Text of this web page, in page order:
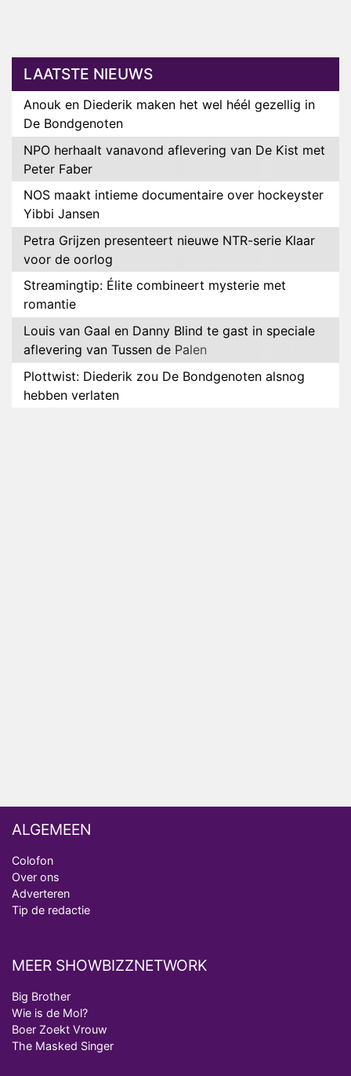
LAATSTE NIEUWS
Anouk en Diederik maken het wel héél gezellig in
De Bondgenoten
NPO herhaalt vanavond aflevering van De Kist met
Peter Faber
NOS maakt intieme documentaire over hockeyster
Yibbi Jansen
Petra Grijzen presenteert nieuwe NTR-serie Klaar
voor de oorlog
Streamingtip: Élite combineert mysterie met
romantie
Louis van Gaal en Danny Blind te gast in speciale
aflevering van Tussen de Palen
Plottwist: Diederik zou De Bondgenoten alsnog
hebben verlaten
ALGEMEEN
Colofon
Over ons
Adverteren
Tip de redactie
MEER SHOWBIZZNETWORK
Big Brother
Wie is de Mol?
Boer Zoekt Vrouw
The Masked Singer